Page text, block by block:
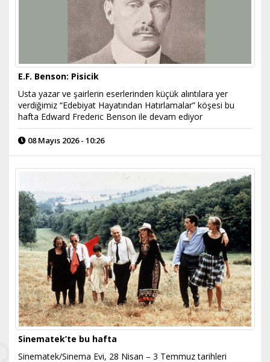
E.F. Benson: Pisicik
Usta yazar ve şairlerin eserlerinden küçük alıntılara yer
verdiğimiz “Edebiyat Hayatından Hatırlamalar” köşesi bu
hafta Edward Frederic Benson ile devam ediyor
08 Mayıs 2026 - 10:26
Sinematek’te bu hafta
Sinematek/Sinema Evi, 28 Nisan – 3 Temmuz tarihleri